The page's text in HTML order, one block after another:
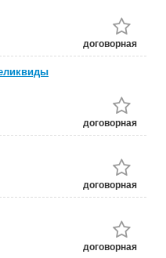
договорная
договорная
договорная
договорная